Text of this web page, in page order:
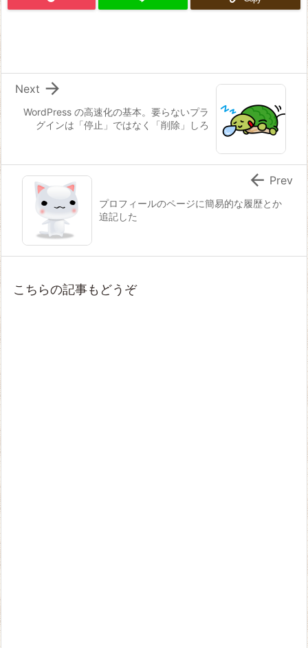
WordPress の高速化の基本。要らないプラ
グインは「停止」ではなく「削除」しろ

Next
プロフィールのページに簡易的な履歴とか
追記した
 Prev
こちらの記事もどうぞ